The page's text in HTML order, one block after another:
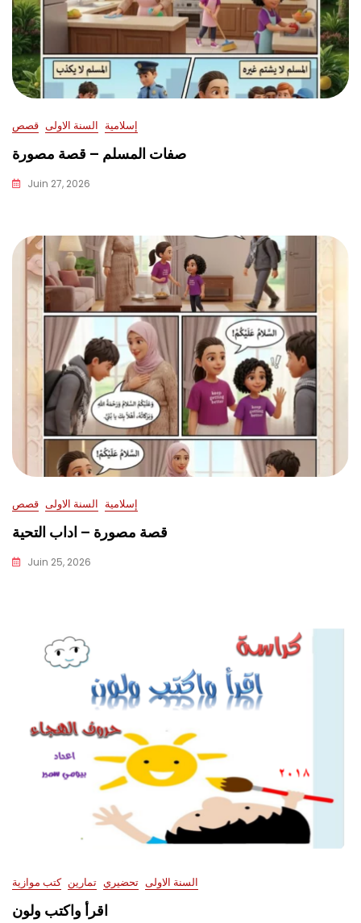
إسلامية السنة الاولى قصص
صفات المسلم – قصة مصورة
Juin 27, 2026
إسلامية السنة الاولى قصص
قصة مصورة – اداب التحية
Juin 25, 2026
السنة الاولى تحضيري تمارين كتب موازية
اقرأ واكتب ولون